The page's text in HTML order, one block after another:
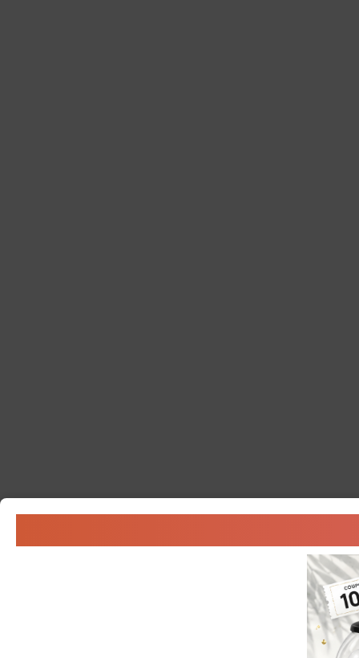
MAGNIFIQUE
メンズ洗顔のポ